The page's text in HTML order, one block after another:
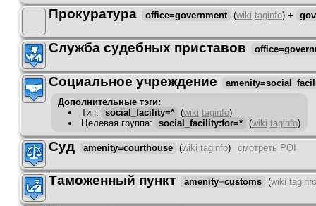
Прокуратура office=government (wiki taginfo) +
Служба судебных приставов
Социальное учреждение
Дополнительные тэги:
Тип: social_facility=* (wiki taginfo)
Целевая группа: social_facility:for=* (wiki taginfo)
Суд amenity=courthouse (wiki taginfo) смотреть POI
Таможенный пункт amenity=customs (wiki taginfo